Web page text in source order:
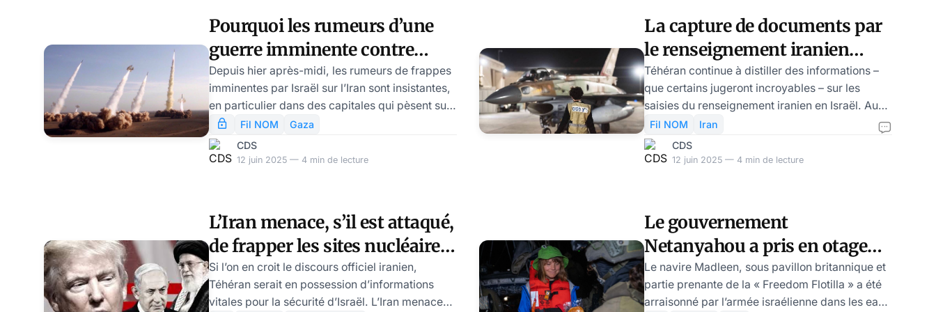
conflit, dans les jours qui ont suivi, en une
guerre d’usure, a progressivement mis en d
les Iraniens à la raison. Et le président américain
ne semble tenir aucun compte
Pourquoi les rumeurs d’une
guerre imminente contre
l’Iran sont à prendre au
sérieux
Depuis hier après-midi, les rumeurs de frappes
imminentes par Israël sur l’Iran sont insistantes,
en particulier dans des capitales qui pèsent sur
les affaires du monde, à savoir Washington et
Moscou. En écrivant sur le sujet, je pense même
que je pourrais être pris de court par les
Effectivement, la balance penche vers la
guerre, malgré tous les désastres afférents
prévisibles
Fil NOM
Gaza
CDS
12 juin 2025 — 4 min de lecture
La capture de documents par
le renseignement iranien
précipitera-t-elle une attaque
israélienne?
Téhéran continue à distiller des informations –
que certains jugeront incroyables – sur les
saisies du renseignement iranien en Israël. Au
même moment, les rumeurs se multiplient sur
l’imminence d’une attaque israélienne contre
l’Iran. Y a-t-il un rapport entre les deux? On peut
penser que le gouvernement Netanyahou
accélère ses intentions pour « faire taire »
Fil NOM
Iran
CDS
12 juin 2025 — 4 min de lecture
L’Iran menace, s’il est attaqué,
de frapper les sites nucléaires
secrets d’Israël
Si l’on en croit le discours officiel iranien,
Téhéran serait en possession d’informations
vitales pour la sécurité d’Israël. L’Iran menace
Le gouvernement
Netanyahou a pris en otage
l’équipage du Madleen
Le navire Madleen, sous pavillon britannique et
partie prenante de la « Freedom Flotilla » a été
arraisonné par l’armée israélienne dans les eaux